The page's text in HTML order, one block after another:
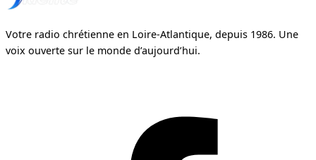
Votre radio chrétienne en Loire-Atlantique, depuis 1986. Une
voix ouverte sur le monde d’aujourd’hui.